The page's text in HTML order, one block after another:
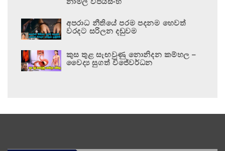
අපරාධ නීතියේ පරම පදනම හෙවත්
වරදට සරිලන දඬුවම
කුස තුළ සැඟවුණු නොනිදන කම්හල –
වෛද්‍ය සුගත් විජේවර්ධන